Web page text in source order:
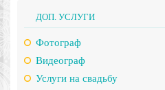
ДОП. УСЛУГИ
Фотограф
Видеограф
Услуги на свадьбу